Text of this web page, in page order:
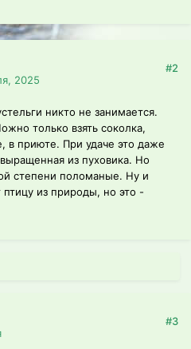
2025
#2
никто не занимается.
только взять соколка,
в приюте. При удаче это даже
из пуховика. Но
степени поломаные. Ну и
из природы, но это -
#3